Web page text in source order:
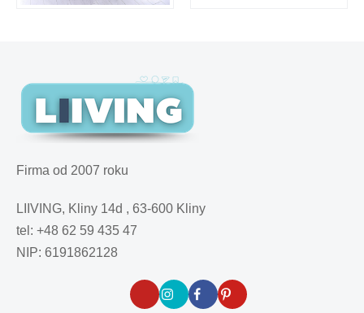
Firma od 2007 roku
LIIVING, Kliny 14d , 63-600 Kliny
tel: +48 62 59 435 47
NIP: 6191862128